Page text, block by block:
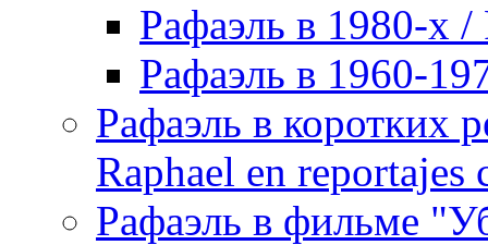
Рафаэль в 1980-х /
Рафаэль в 1960-
Рафаэль в коротких
Raphael en reportajes
Рафаэль в фильме